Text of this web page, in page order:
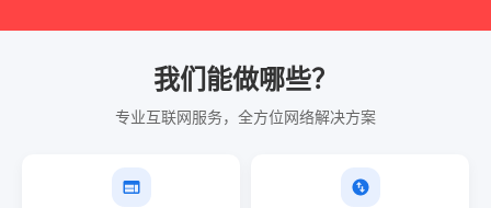
我们能做哪些？
专业互联网服务，全方位网络解决方案